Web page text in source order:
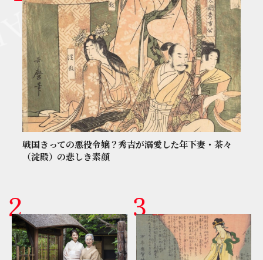
戦国きっての悪役令嬢？秀吉が溺愛した年下妻・茶々
（淀殿）の悲しき素顔